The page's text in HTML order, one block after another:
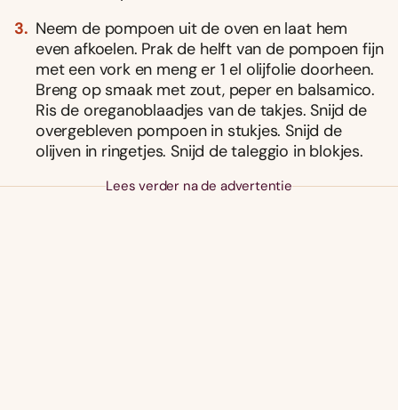
Neem de pompoen uit de oven en laat hem
even afkoelen. Prak de helft van de pompoen fijn
met een vork en meng er 1 el olijfolie doorheen.
Breng op smaak met zout, peper en balsamico.
Ris de oreganoblaadjes van de takjes. Snijd de
overgebleven pompoen in stukjes. Snijd de
olijven in ringetjes. Snijd de taleggio in blokjes.
Lees verder na de advertentie